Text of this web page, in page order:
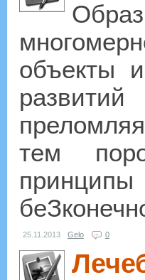
объекты
развитий
тем
25.11.2013 Gelo 0